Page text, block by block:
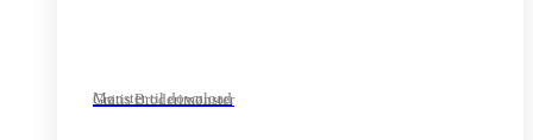
Mønster til download
Gratis Broderimønster